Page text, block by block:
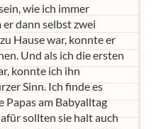
wie ich immer
dann selbst zwei
Hause war, konnte er
Und als ich die ersten
konnte ich ihn
Sinn. Ich finde es
Papas am Babyalltag
sollten sie halt auch